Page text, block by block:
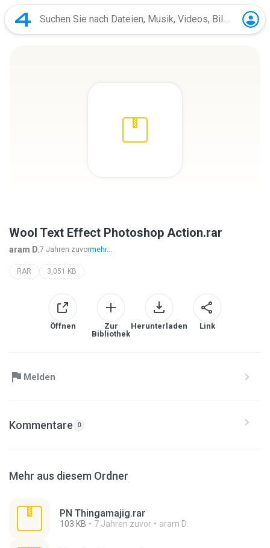
Wool Text Effect Photoshop Action.rar
aram D.7 Jahren zuvormehr...
RAR 3,051 KB
Öffnen
Zur
Bibliothek
Herunterladen Link
Melden
Kommentare 0
Mehr aus diesem Ordner
PN Thingamajig.rar
103 KB 7 Jahren zuvor aram D.